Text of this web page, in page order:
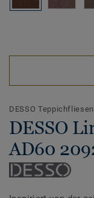
DESSO Teppichfliesen
DESSO
AD60